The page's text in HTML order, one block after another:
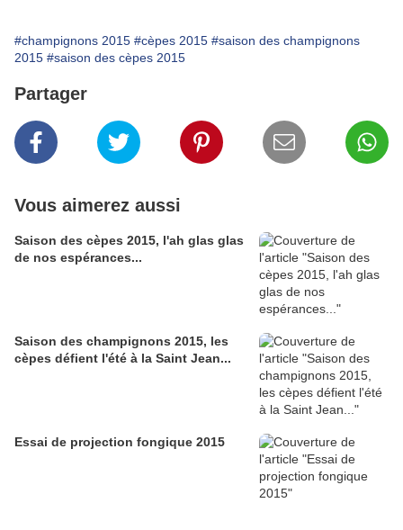
#champignons 2015 #cèpes 2015 #saison des champignons
2015 #saison des cèpes 2015
Partager
Vous aimerez aussi
Saison des cèpes 2015, l'ah glas glas
de nos espérances...
Saison des champignons 2015, les
cèpes défient l'été à la Saint Jean...
Essai de projection fongique 2015